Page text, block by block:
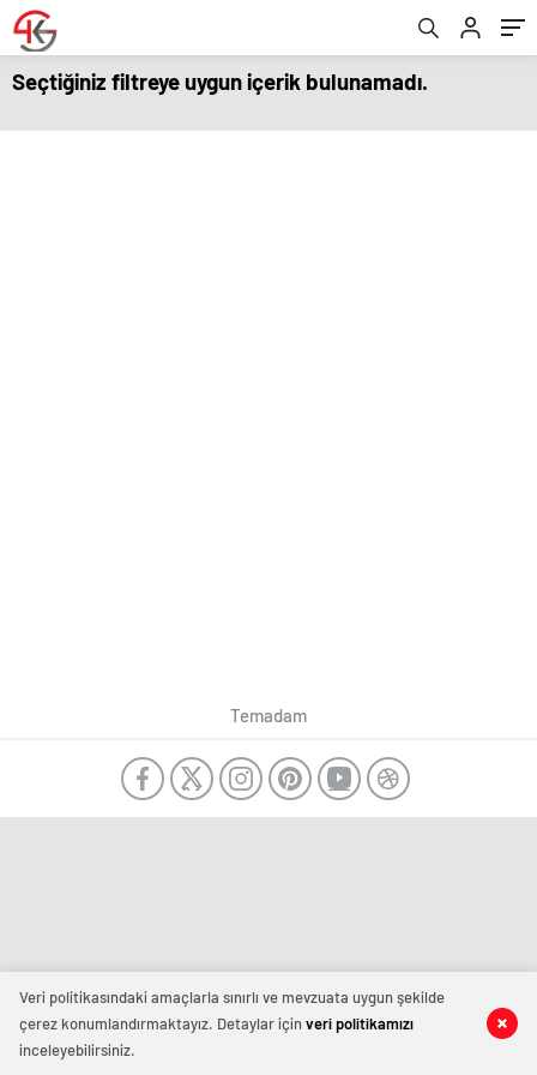
Seçtiğiniz filtreye uygun içerik bulunamadı.
Temadam
Veri politikasındaki amaçlarla sınırlı ve mevzuata uygun şekilde
çerez konumlandırmaktayız. Detaylar içinveri politikamızı
inceleyebilirsiniz.